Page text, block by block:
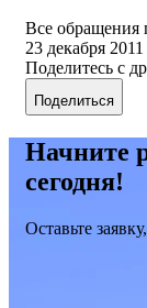
Все обращения
23 декабря 2011
Поделитесь с
Поделиться
Начните
сегодня!
Оставьте